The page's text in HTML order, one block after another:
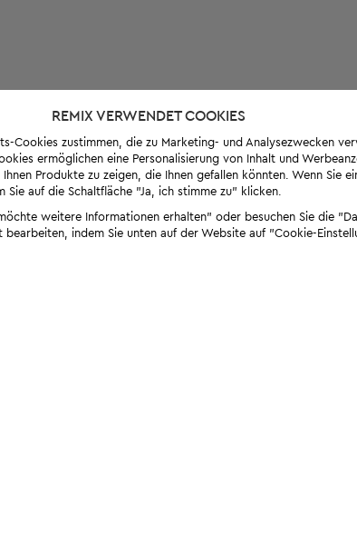
REMIX VERWENDET COOKIES
Cookies zustimmen, die zu Marketing- und Analysezwecken
ermöglichen eine Personalisierung von Inhalt und
Produkte zu zeigen, die Ihnen gefallen könnten. Wenn Sie
Sie auf die Schaltfläche "Ja, ich stimme zu" klicken.
weitere Informationen erhalten" oder besuchen Sie die
bearbeiten, indem Sie unten auf der Website auf "Cookie-